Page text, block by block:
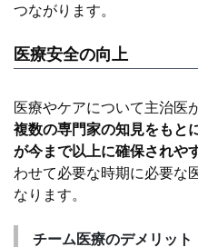
つながります。
医療安全の向上
医療やケアについて主治医
複数の専門家の知見をもと
が今まで以上に確保されや
わせて必要な時期に必要な
なります。
チーム医療のデメリット